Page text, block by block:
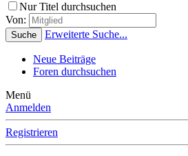
Nur Titel durchsuchen
Von:
Suche Erweiterte Suche...
Neue Beiträge
Foren durchsuchen
Menü
Anmelden
Registrieren